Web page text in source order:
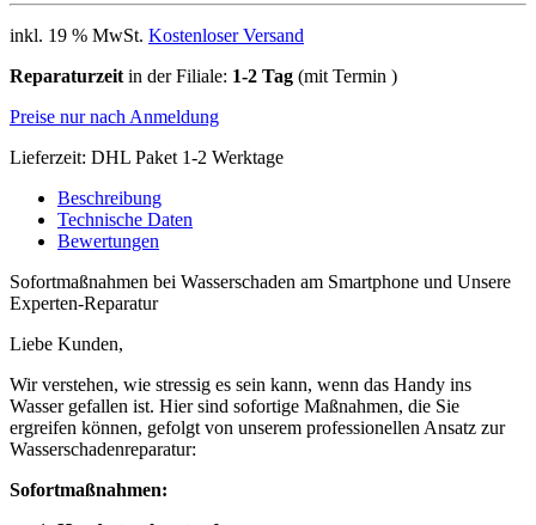
inkl. 19 % MwSt. Kostenloser Versand
Reparaturzeit in der Filiale: 1-2 Tag (mit Termin )
Preise nur nach Anmeldung
Lieferzeit: DHL Paket 1-2 Werktage
Beschreibung
Technische Daten
Bewertungen
Sofortmaßnahmen bei Wasserschaden am Smartphone und Unsere
Experten-Reparatur
Liebe Kunden,
Wir verstehen, wie stressig es sein kann, wenn das Handy ins
Wasser gefallen ist. Hier sind sofortige Maßnahmen, die Sie
ergreifen können, gefolgt von unserem professionellen Ansatz zur
Wasserschadenreparatur:
Sofortmaßnahmen: